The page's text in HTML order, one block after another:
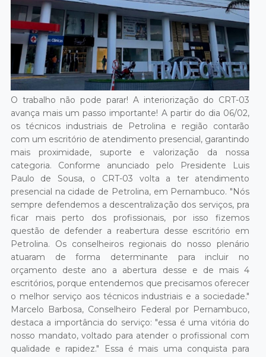
O trabalho não pode parar! A interiorização do CRT-03
avança mais um passo importante! A partir do dia 06/02,
os técnicos industriais de Petrolina e região contarão
com um escritório de atendimento presencial, garantindo
mais proximidade, suporte e valorização da nossa
categoria. Conforme anunciado pelo Presidente Luis
Paulo de Sousa, o CRT-03 volta a ter atendimento
presencial na cidade de Petrolina, em Pernambuco. "Nós
sempre defendemos a descentralização dos serviços, pra
ficar mais perto dos profissionais, por isso fizemos
questão de defender a reabertura desse escritório em
Petrolina. Os conselheiros regionais do nosso plenário
atuaram de forma determinante para incluir no
orçamento deste ano a abertura desse e de mais 4
escritórios, porque entendemos que precisamos oferecer
o melhor serviço aos técnicos industriais e a sociedade."
Marcelo Barbosa, Conselheiro Federal por Pernambuco,
destaca a importância do serviço: "essa é uma vitória do
nosso mandato, voltado para atender o profissional com
qualidade e rapidez." Essa é mais uma conquista para